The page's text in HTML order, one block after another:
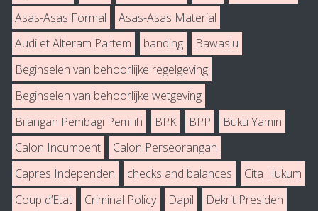
Asas-Asas Formal
Asas-Asas Material
Audi et Alteram Partem
banding
Bawaslu
Beginselen van behoorlijke regelgeving
Beginselen van behoorlijke wetgeving
Bilangan Pembagi Pemilih
BPK BPP
Buku Yamin
Calon Incumbent
Calon Perseorangan
Capres Independen
checks and balances
Cita Hukum
Coup d’Etat
Criminal Policy Dapil Dekrit Presiden